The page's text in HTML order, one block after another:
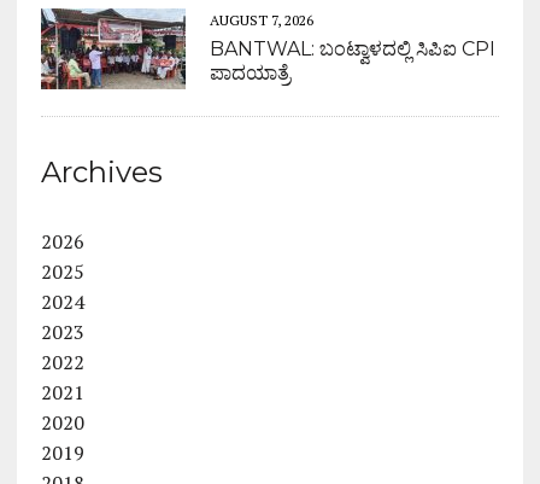
AUGUST 7, 2026
BANTWAL: ಬಂಟ್ವಾಳದಲ್ಲಿ ಸಿಪಿಐ CPI
ಪಾದಯಾತ್ರೆ
Archives
2026
2025
2024
2023
2022
2021
2020
2019